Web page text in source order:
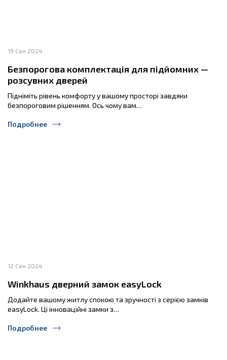
19 Сен 2024
Безпорогова комплектація для підйомних —
розсувних дверей
Підніміть рівень комфорту у вашому просторі завдяки
безпороговим рішенням. Ось чому вам…
Подробнее
12 Сен 2024
Winkhaus дверний замок easyLock
Додайте вашому житлу спокою та зручності з серією замків
easyLock. Ці інноваційні замки з…
Подробнее